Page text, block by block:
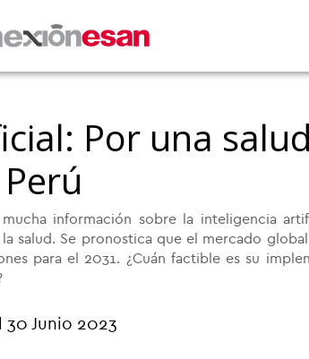
Por una
información sobre la inteligencia
salud. Se pronostica que el mercado
para el 2031. ¿Cuán factible es su
30 Junio 2023